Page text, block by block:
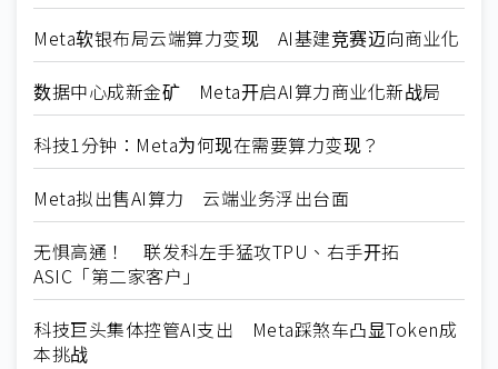
Meta软银布局云端算力变现 AI基建竞赛迈向商业化
数据中心成新金矿 Meta开启AI算力商业化新战局
科技1分钟：Meta为何现在需要算力变现？
Meta拟出售AI算力 云端业务浮出台面
无惧高通！ 联发科左手猛攻TPU、右手开拓
ASIC「第二家客户」
科技巨头集体控管AI支出 Meta踩煞车凸显Token成
本挑战